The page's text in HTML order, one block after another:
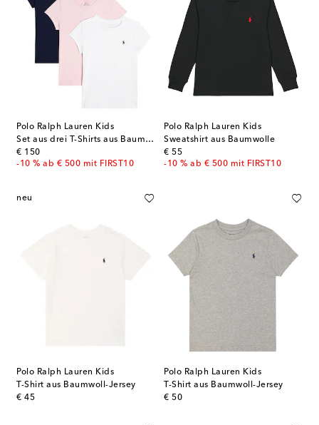
Polo Ralph Lauren Kids
Set aus drei T-Shirts aus Baumwoll-Jersey
€ 150
original price
-10 % ab € 500 mit FIRST10
Polo Ralph Lauren Kids
Sweatshirt aus Baumwolle
€ 55
original price
-10 % ab € 500 mit FIRST10
neu
Polo Ralph Lauren Kids
T-Shirt aus Baumwoll-Jersey
€ 45
original price
Polo Ralph Lauren Kids
T-Shirt aus Baumwoll-Jersey
€ 50
original price